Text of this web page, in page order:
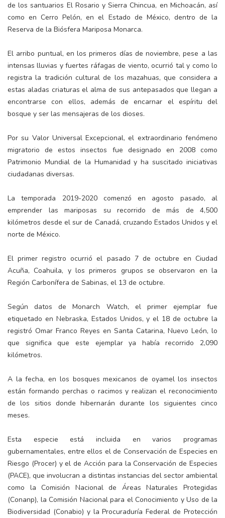
de los santuarios El Rosario y Sierra Chincua, en Michoacán, así
como en Cerro Pelón, en el Estado de México, dentro de la
Reserva de la Biósfera Mariposa Monarca.
El arribo puntual, en los primeros días de noviembre, pese a las
intensas lluvias y fuertes ráfagas de viento, ocurrió tal y como lo
registra la tradición cultural de los mazahuas, que considera a
estas aladas criaturas el alma de sus antepasados que llegan a
encontrarse con ellos, además de encarnar el espíritu del
bosque y ser las mensajeras de los dioses.
Por su Valor Universal Excepcional, el extraordinario fenómeno
migratorio de estos insectos fue designado en 2008 como
Patrimonio Mundial de la Humanidad y ha suscitado iniciativas
ciudadanas diversas.
La temporada 2019-2020 comenzó en agosto pasado, al
emprender las mariposas su recorrido de más de 4,500
kilómetros desde el sur de Canadá, cruzando Estados Unidos y el
norte de México.
El primer registro ocurrió el pasado 7 de octubre en Ciudad
Acuña, Coahuila, y los primeros grupos se observaron en la
Región Carbonífera de Sabinas, el 13 de octubre.
Según datos de Monarch Watch, el primer ejemplar fue
etiquetado en Nebraska, Estados Unidos, y el 18 de octubre la
registró Omar Franco Reyes en Santa Catarina, Nuevo León, lo
que significa que este ejemplar ya había recorrido 2,090
kilómetros.
A la fecha, en los bosques mexicanos de oyamel los insectos
están formando perchas o racimos y realizan el reconocimiento
de los sitios donde hibernarán durante los siguientes cinco
meses.
Esta especie está incluida en varios programas
gubernamentales, entre ellos el de Conservación de Especies en
Riesgo (Procer) y el de Acción para la Conservación de Especies
(PACE), que involucran a distintas instancias del sector ambiental
como la Comisión Nacional de Áreas Naturales Protegidas
(Conanp), la Comisión Nacional para el Conocimiento y Uso de la
Biodiversidad (Conabio) y la Procuraduría Federal de Protección